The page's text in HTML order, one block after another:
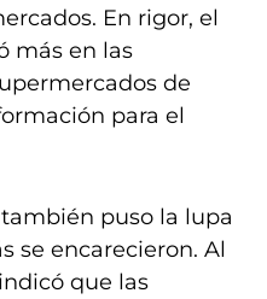
En rigor, el
más en las
de
para el
puso la lupa
se encarecieron. Al
que las